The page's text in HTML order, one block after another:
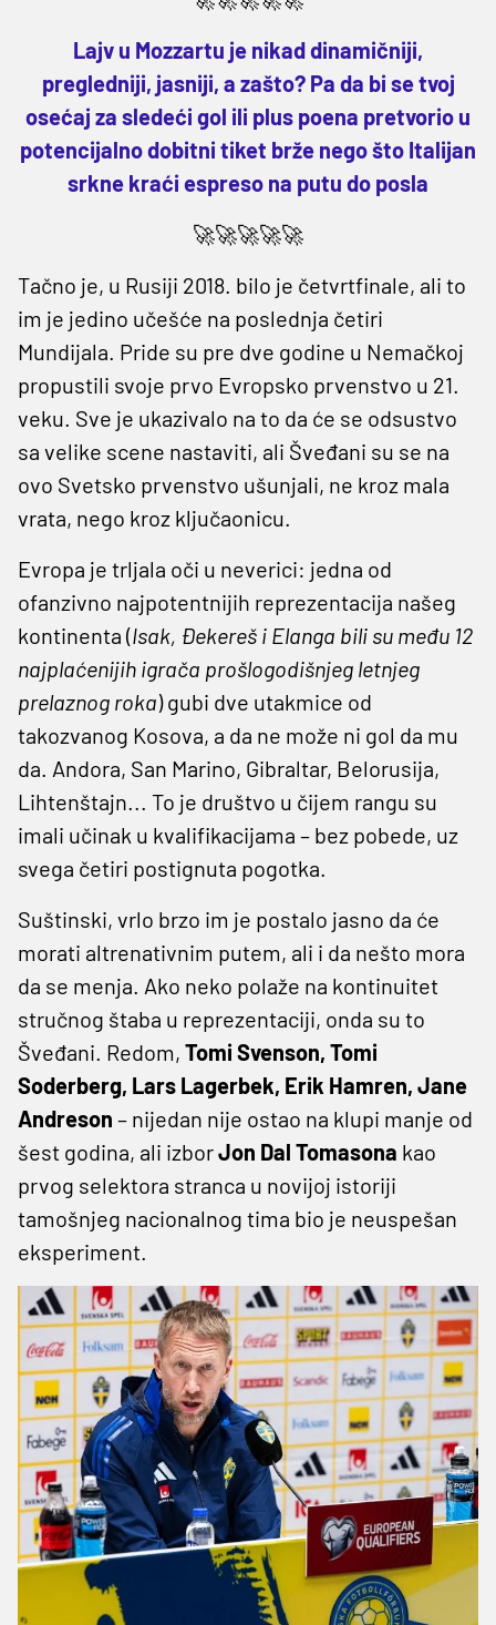
Lajv u Mozzartu je nikad dinamičniji,
pregledniji, jasniji, a zašto? Pa da bi se tvoj
osećaj za sledeći gol ili plus poena pretvorio u
potencijalno dobitni tiket brže nego što Italijan
srkne kraći espreso na putu do posla
🚀🚀🚀🚀🚀
Tačno je, u Rusiji 2018. bilo je četvrtfinale, ali to
im je jedino učešće na poslednja četiri
Mundijala. Pride su pre dve godine u Nemačkoj
propustili svoje prvo Evropsko prvenstvo u 21.
veku. Sve je ukazivalo na to da će se odsustvo
sa velike scene nastaviti, ali Šveđani su se na
ovo Svetsko prvenstvo ušunjali, ne kroz mala
vrata, nego kroz ključaonicu.
Evropa je trljala oči u neverici: jedna od
ofanzivno najpotentnijih reprezentacija našeg
kontinenta (Isak, Đekereš i Elanga bili su među 12
najplaćenijih igrača prošlogodišnjeg letnjeg
prelaznog roka) gubi dve utakmice od
takozvanog Kosova, a da ne može ni gol da mu
da. Andora, San Marino, Gibraltar, Belorusija,
Lihtenštajn... To je društvo u čijem rangu su
imali učinak u kvalifikacijama – bez pobede, uz
svega četiri postignuta pogotka.
Suštinski, vrlo brzo im je postalo jasno da će
morati altrenativnim putem, ali i da nešto mora
da se menja. Ako neko polaže na kontinuitet
stručnog štaba u reprezentaciji, onda su to
Šveđani. Redom, Tomi Svenson, Tomi
Soderberg, Lars Lagerbek, Erik Hamren, Jane
Andreson – nijedan nije ostao na klupi manje od
šest godina, ali izborJon Dal Tomasona kao
prvog selektora stranca u novijoj istoriji
tamošnjeg nacionalnog tima bio je neuspešan
eksperiment.